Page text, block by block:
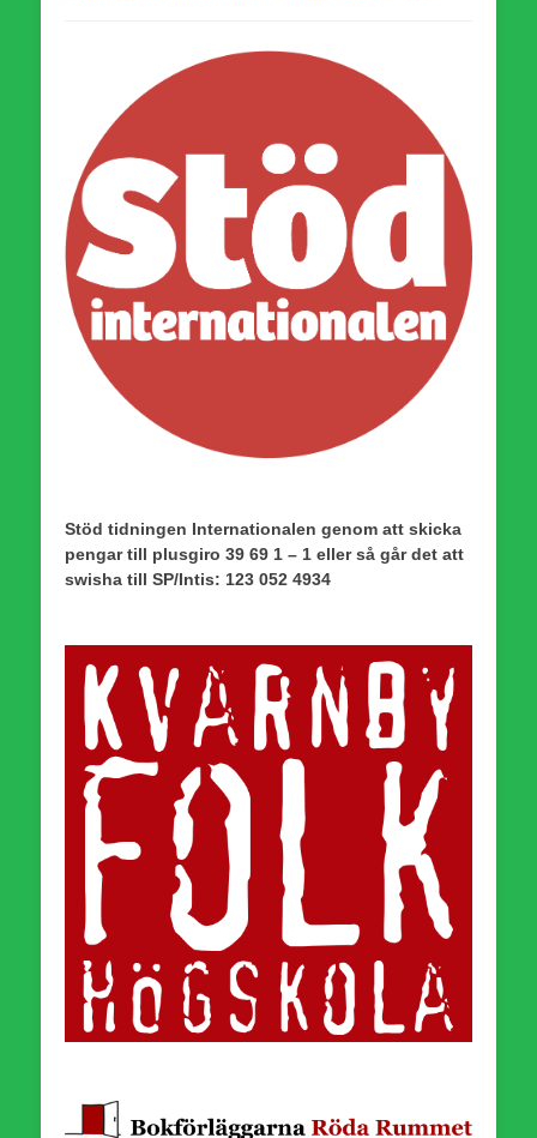
Stöd tidningen Internationalen genom att skicka
pengar till plusgiro 39 69 1 – 1 eller så går det att
swisha till SP/Intis: 123 052 4934